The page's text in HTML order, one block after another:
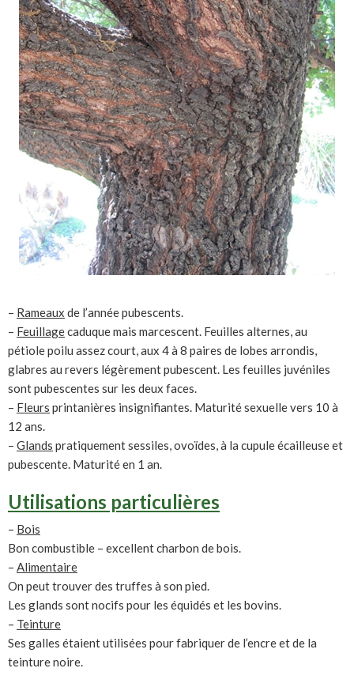
– Rameaux de l’année pubescents.
– Feuillagecaduque mais marcescent. Feuilles alternes, au
pétiole poilu assez court, aux 4 à 8 paires de lobes arrondis,
glabres au revers légèrement pubescent. Les feuilles juvéniles
sont pubescentes sur les deux faces.
– Fleurs printanières insignifiantes. Maturité sexuelle vers 10 à
12 ans.
– Glands pratiquement sessiles, ovoïdes, à la cupule écailleuse et
pubescente. Maturité en 1 an.
Utilisations particulières
– Bois
Bon combustible – excellent charbon de bois.
– Alimentaire
On peut trouver des truffes à son pied.
Les glands sont nocifs pour les équidés et les bovins.
– Teinture
Ses galles étaient utilisées pour fabriquer de l’encre et de la
teinture noire.